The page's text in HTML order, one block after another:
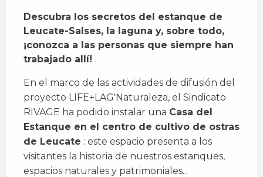
Descubra los secretos del estanque de
Leucate-Salses, la laguna y, sobre todo,
¡conozca a las personas que siempre han
trabajado allí!
En el marco de las actividades de difusión del
proyecto LIFE+LAG'Naturaleza, el Sindicato
RIVAGE ha podido instalar una Casa del
Estanque en el centro de cultivo de ostras
de Leucate : este espacio presenta a los
visitantes la historia de nuestros estanques,
espacios naturales y patrimoniales...